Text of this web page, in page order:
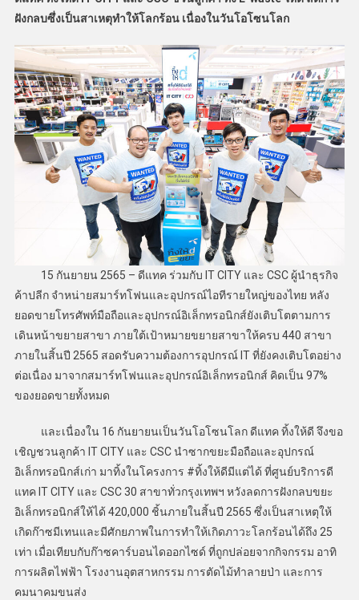
ฝังกลบซึ่งเป็นสาเหตุทำให้โลกร้อน เนื่องในวันโอโซนโลก
15 กันยายน 2565 – ดีแทค ร่วมกับ IT CITY และ CSC ผู้นำธุรกิจ
ค้าปลีก จำหน่ายสมาร์ทโฟนและอุปกรณ์ไอทีรายใหญ่ของไทย หลัง
ยอดขายโทรศัพท์มือถือและอุปกรณ์อิเล็กทรอนิกส์ยังเติบโตตามการ
เดินหน้าขยายสาขา ภายใต้เป้าหมายขยายสาขาให้ครบ 440 สาขา
ภายในสิ้นปี 2565 สอดรับความต้องการอุปกรณ์ IT ที่ยังคงเติบโตอย่าง
ต่อเนื่อง มาจากสมาร์ทโฟนและอุปกรณ์อิเล็กทรอนิกส์ คิดเป็น 97%
ของยอดขายทั้งหมด
และเนื่องใน 16 กันยายนเป็นวันโอโซนโลก ดีแทค ทิ้งให้ดี จึงขอ
เชิญชวนลูกค้า IT CITY และ CSC นำซากขยะมือถือและอุปกรณ์
อิเล็กทรอนิกส์เก่า มาทิ้งในโครงการ #ทิ้งให้ดีมีแต่ได้ ที่ศูนย์บริการดี
แทค IT CITY และ CSC 30 สาขาทั่วกรุงเทพฯ หวังลดการฝังกลบขยะ
อิเล็กทรอนิกส์ให้ได้ 420,000 ชิ้นภายในสิ้นปี 2565 ซึ่งเป็นสาเหตุให้
เกิดก๊าซมีเทนและมีศักยภาพในการทำให้เกิดภาวะโลกร้อนได้ถึง 25
เท่า เมื่อเทียบกับก๊าซคาร์บอนไดออกไซด์ ที่ถูกปล่อยจากกิจกรรม อาทิ
การผลิตไฟฟ้า โรงงานอุตสาหกรรม การตัดไม้ทำลายป่า และการ
คมนาคมขนส่ง